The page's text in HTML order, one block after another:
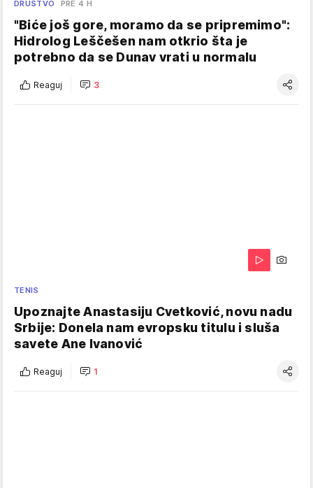
DRUŠTVO PRE 4 H
"Biće još gore, moramo da se pripremimo":
Hidrolog Leščešen nam otkrio šta je
potrebno da se Dunav vrati u normalu
Reaguj 3
TENIS
Upoznajte Anastasiju Cvetković, novu nadu
Srbije: Donela nam evropsku titulu i sluša
savete Ane Ivanović
Reaguj 1